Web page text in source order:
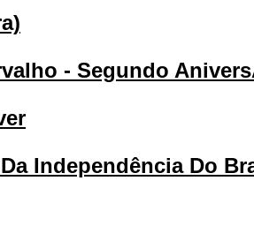
- Segundo
Independência Do